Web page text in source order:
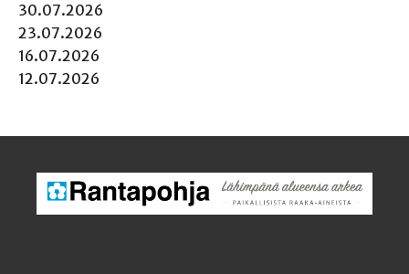
30.07.2026
23.07.2026
16.07.2026
12.07.2026